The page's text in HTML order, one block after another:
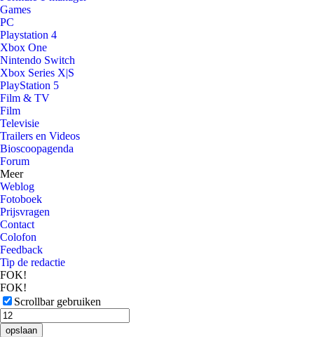
Games
PC
Playstation 4
Xbox One
Nintendo Switch
Xbox Series X|S
PlayStation 5
Film & TV
Film
Televisie
Trailers en Videos
Bioscoopagenda
Forum
Meer
Weblog
Fotoboek
Prijsvragen
Contact
Colofon
Feedback
Tip de redactie
FOK!
FOK!
Scrollbar gebruiken
opslaan